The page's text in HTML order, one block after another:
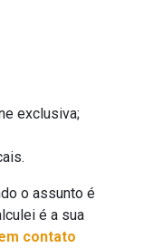
exclusiva;
o assunto é
é a sua
contato